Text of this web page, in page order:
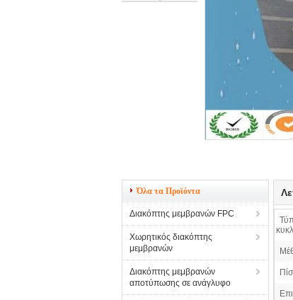
Όλα τα Προϊόντα
Διακόπτης μεμβρανών FPC
Χωρητικός διακόπτης
μεμβρανών
Διακόπτης μεμβρανών
αποτύπωσης σε ανάγλυφο